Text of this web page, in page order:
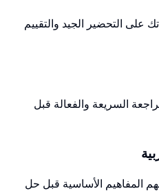
التحضير الجيد والتقييم
السريعة والفعالة قبل
المفاهيم الأساسية قبل حل